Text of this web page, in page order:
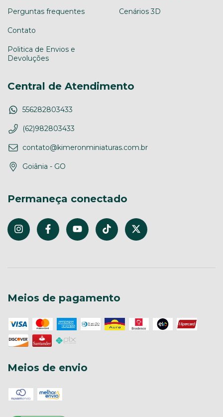
Perguntas frequentes
Contato
Politica de Envios e
Devoluções
Cenários 3D
Central de Atendimento
556282803433
(62)982803433
contato@kimeronminiaturas.com.br
Goiânia - GO
Permaneça conectado
Meios de pagamento
Meios de envio